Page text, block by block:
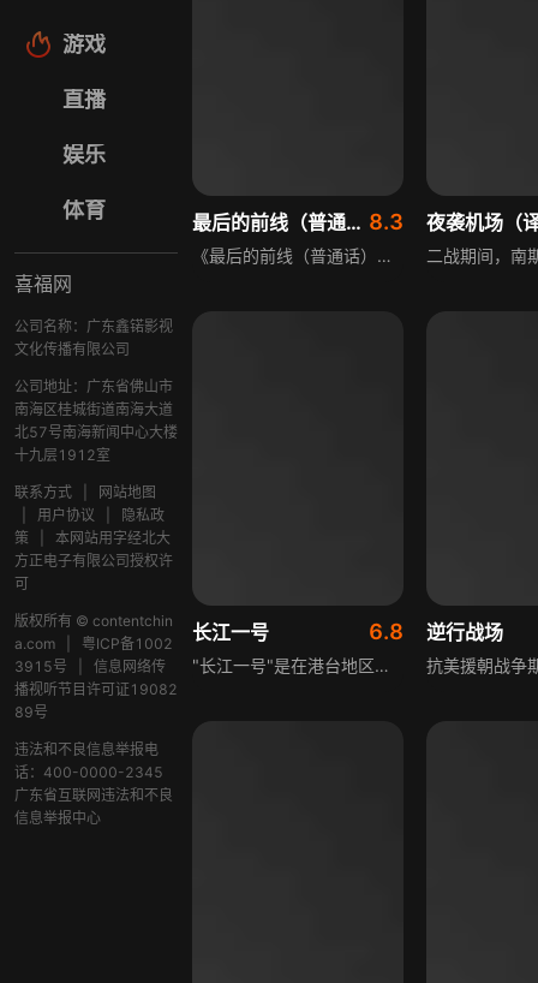
游戏
直播
娱乐
体育
喜福网
公司名称：广东鑫锘影视
文化传播有限公司
公司地址：广东省佛山市
南海区桂城街道南海大道
北57号南海新闻中心大楼
十九层1912室
联系方式
网站地图
用户协议
隐私政
策
本网站用字经北大
方正电子有限公司授权许
可
版权所有 © contentchin
a.com
粤ICP备1002
3915号
信息网络传
播视听节目许可证19082
89号
违法和不良信息举报电
话：400-0000-2345
广东省互联网违法和不良
信息举报中心
最后的前线（普通话） 8.3
《最后的前线（普通话）》是一部战争题材影片，讲述1941年10月波多尔斯克军校学员在莫斯科郊外英勇抵抗的故事，波多尔斯克步兵和炮兵学校的学员被派往伊林斯基防线，与苏联第43军并肩作战，阻止德军前进，直到增援到达。这些年仅十多岁的年轻人因寡不敌众，在持续近两周的战斗中献出生命，影片不仅展现战争，也关乎爱情、友情与成长，约3500名学员和指挥官坚守最后防线，多数人永远留在那里。
长江一号 6.8
"长江一号"是在港台地区几近家喻户晓的一名抗战时期国民党谍报英雄的代号，为了歼灭敌人，谍报英雄穿过枪林弹雨,终于连同大部队血刃鬼子。
逆行战场